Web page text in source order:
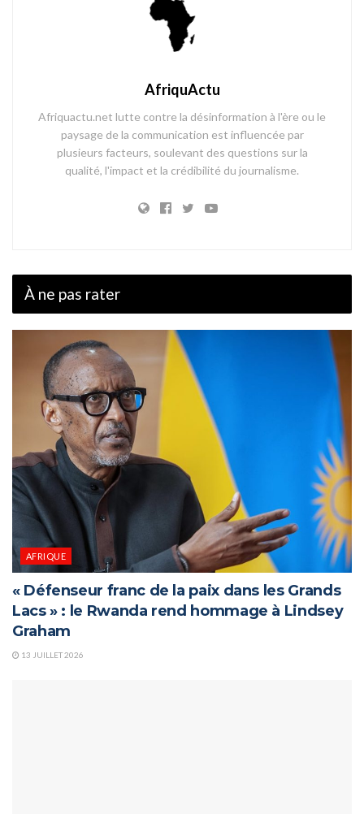
AfriquActu
Afriquactu.net lutte contre la désinformation à l'ère ou le
paysage de la communication est influencée par
plusieurs facteurs, soulevant des questions sur la
qualité, l'impact et la crédibilité du journalisme.
À ne pas rater
AFRIQUE
« Défenseur franc de la paix dans les Grands
Lacs » : le Rwanda rend hommage à Lindsey
Graham
13 JUILLET 2026